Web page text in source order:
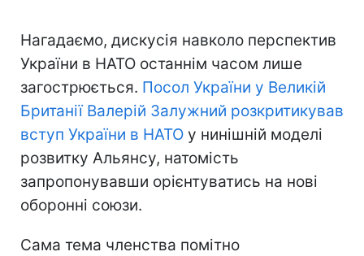
Нагадаємо, дискусія навколо перспектив
України в НАТО останнім часом лише
загострюється. Посол України у Великій
Британії Валерій Залужний розкритикував
вступ України в НАТО у нинішній моделі
розвитку Альянсу, натомість
запропонувавши орієнтуватись на нові
оборонні союзи.
Сама тема членства помітно